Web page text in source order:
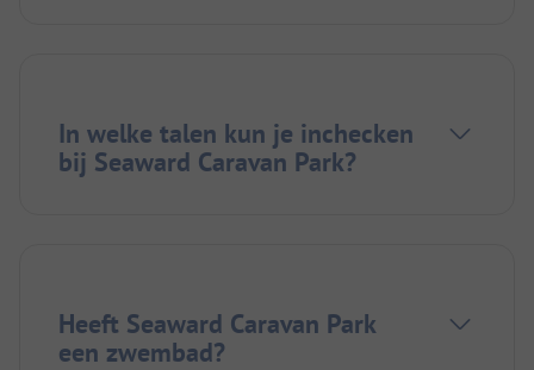
In welke talen kun je inchecken
bij Seaward Caravan Park?
Heeft Seaward Caravan Park
een zwembad?